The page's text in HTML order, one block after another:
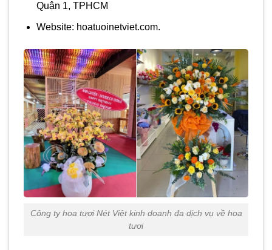
Quận 1, TPHCM
Website: hoatuoinetviet.com.
Công ty hoa tươi Nét Việt kinh doanh đa dịch vụ về hoa
tươi